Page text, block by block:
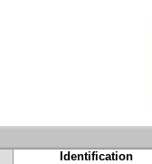
Identification